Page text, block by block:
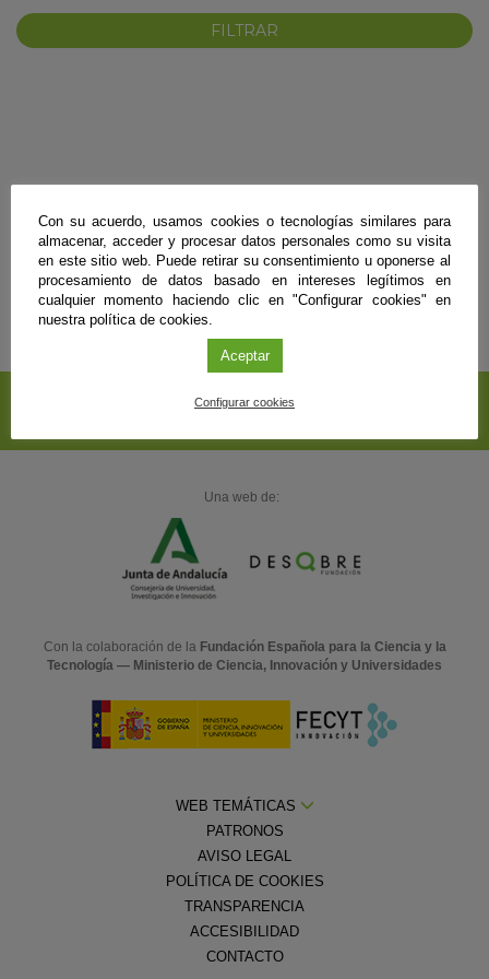
SUSCRÍBETE A NUESTRO
Una web de:
Con la colaboración de la Fundación Española para la Ciencia y la
Tecnología — Ministerio de Ciencia, Innovación y Universidades
WEB TEMÁTICAS
PATRONOS
AVISO LEGAL
POLÍTICA DE COOKIES
TRANSPARENCIA
ACCESIBILIDAD
CONTACTO
Con su acuerdo, usamos cookies o tecnologías similares para
almacenar, acceder y procesar datos personales como su visita
en este sitio web. Puede retirar su consentimiento u oponerse al
procesamiento de datos basado en intereses legítimos en
cualquier momento haciendo clic en "Configurar cookies" en
nuestra política de cookies.
Aceptar
Configurar cookies